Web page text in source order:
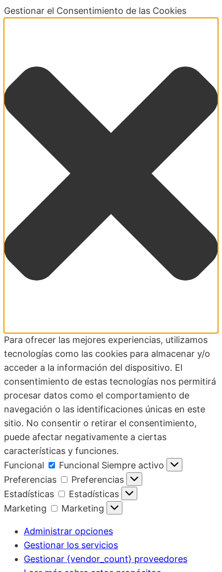
Gestionar el Consentimiento de las Cookies
Para ofrecer las mejores experiencias, utilizamos
tecnologías como las cookies para almacenar y/o
acceder a la información del dispositivo. El
consentimiento de estas tecnologías nos permitirá
procesar datos como el comportamiento de
navegación o las identificaciones únicas en este
sitio. No consentir o retirar el consentimiento,
puede afectar negativamente a ciertas
características y funciones.
Funcional
Funcional Siempre activo
Preferencias
Preferencias
Estadísticas
Estadísticas
Marketing
Marketing
Administrar opciones
Gestionar los servicios
Gestionar {vendor_count} proveedores